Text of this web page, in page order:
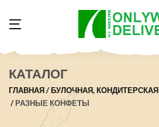
КАТАЛОГ
ГЛАВНАЯ БУЛОЧНАЯ, КОНДИТЕРСКАЯ
РАЗНЫЕ КОНФЕТЫ